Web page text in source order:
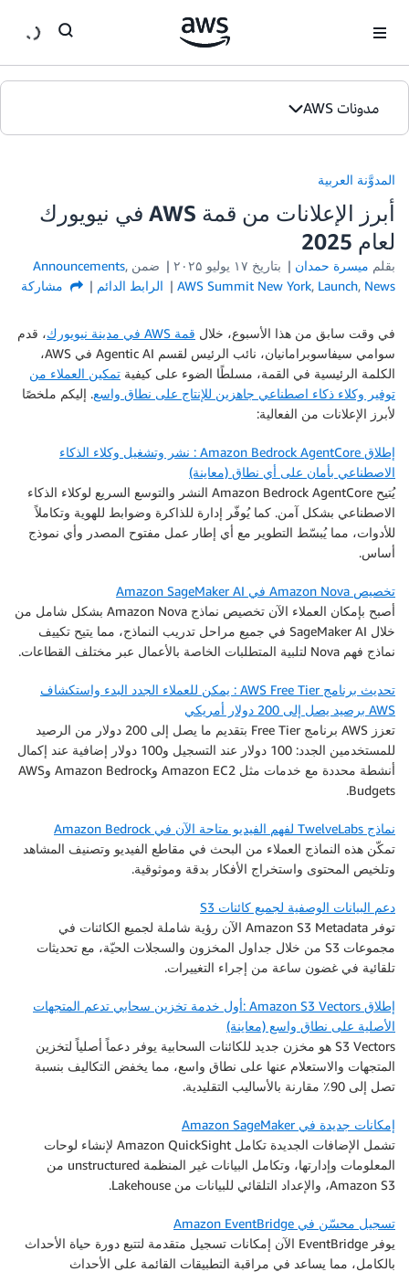
مدونات AWS
الصفحة الرئيسية
الإصدارات
المدوَّنة العربية
أبرز الإعلانات من قمة AWS في نيويورك
لعام 2025
بقلم ميسرة حمدان بتاريخ ۱۷ يوليو ۲۰۲۵ ضمن Announcements,
AWS Summit New York, Launch, News الرابط الدائم مشاركة
في وقت سابق من هذا الأسبوع، خلال قمة AWS في مدينة نيويورك
، قدم
سوامي سيفاسوبرامانيان، نائب الرئيس لقسم Agentic AI في AWS،
الكلمة الرئيسية في القمة، مسلطًا الضوء على كيفية تمكين العملاء من
توفير وكلاء ذكاء اصطناعي جاهزين للإنتاج على نطاق واسع. إليكم ملخصًا
لأبرز الإعلانات من الفعالية:
إطلاق Amazon Bedrock AgentCore : نشر وتشغيل وكلاء الذكاء
الاصطناعي بأمان على أي نطاق (معاينة)
يُتيح Amazon Bedrock AgentCore النشر والتوسع السريع لوكلاء الذكاء
الاصطناعي بشكل آمن. كما يُوفّر إدارة للذاكرة وضوابط للهوية وتكاملاً
للأدوات، مما يُبسّط التطوير مع أي إطار عمل مفتوح المصدر وأي نموذج
أساس.
تخصيص Amazon Nova في Amazon SageMaker AI
أصبح بإمكان العملاء الآن تخصيص نماذج Amazon Nova بشكل شامل من
خلال SageMaker AI في جميع مراحل تدريب النماذج، مما يتيح تكييف
نماذج فهم Nova لتلبية المتطلبات الخاصة بالأعمال عبر مختلف القطاعات.
تحديث برنامج AWS Free Tier : يمكن للعملاء الجدد البدء واستكشاف
AWS برصيد يصل إلى 200 دولار أمريكي
تعزز AWS برنامج Free Tier بتقديم ما يصل إلى 200 دولار من الرصيد
للمستخدمين الجدد: 100 دولار عند التسجيل و100 دولار إضافية عند إكمال
أنشطة محددة مع خدمات مثل Amazon EC2 وAmazon Bedrock وAWS
Budgets.
نماذج TwelveLabs لفهم الفيديو متاحة الآن في Amazon Bedrock
تمكّن هذه النماذج العملاء من البحث في مقاطع الفيديو وتصنيف المشاهد
وتلخيص المحتوى واستخراج الأفكار بدقة وموثوقية.
دعم البيانات الوصفية لجميع كائنات S3
توفر Amazon S3 Metadata الآن رؤية شاملة لجميع الكائنات في
مجموعات S3 من خلال جداول المخزون والسجلات الحيّة، مع تحديثات
تلقائية في غضون ساعة من إجراء التغييرات.
إطلاق Amazon S3 Vectors :أول خدمة تخزين سحابي تدعم المتجهات
الأصلية على نطاق واسع (معاينة)
S3 Vectors هو مخزن جديد للكائنات السحابية يوفر دعماً أصلياً لتخزين
المتجهات والاستعلام عنها على نطاق واسع، مما يخفض التكاليف بنسبة
تصل إلى 90٪ مقارنة بالأساليب التقليدية.
إمكانات جديدة في Amazon SageMaker
تشمل الإضافات الجديدة تكامل Amazon QuickSight لإنشاء لوحات
المعلومات وإدارتها، وتكامل البيانات غير المنظمة unstructured من
Amazon S3، والإعداد التلقائي للبيانات من Lakehouse.
تسجيل محسّن في Amazon EventBridge
يوفر EventBridge الآن إمكانات تسجيل متقدمة لتتبع دورة حياة الأحداث
بالكامل، مما يساعد في مراقبة التطبيقات القائمة على الأحداث